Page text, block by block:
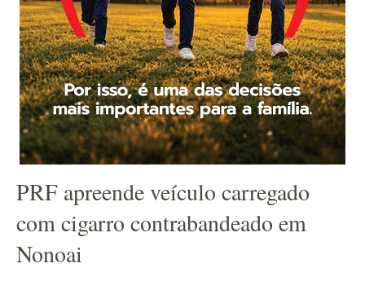
PRF apreende veículo carregado
com cigarro contrabandeado em
Nonoai